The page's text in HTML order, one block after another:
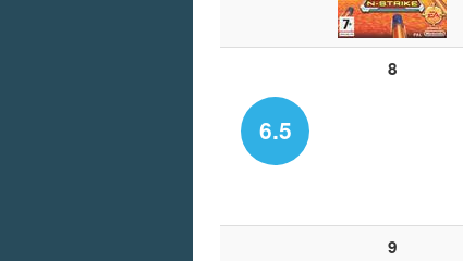
8
6.5
9